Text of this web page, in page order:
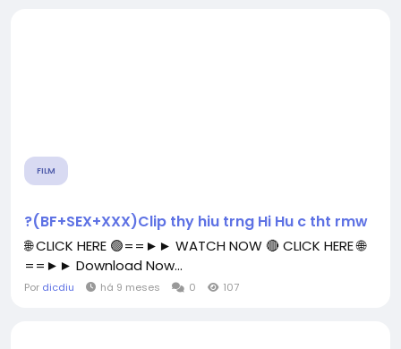
FILM
?(BF+SEX+XXX)Clip thy hiu trng Hi Hu c tht rmw
🌐 CLICK HERE 🟢==►► WATCH NOW 🔴 CLICK HERE 🌐
==►► Download Now...
Por dicdiu há 9 meses 0 107